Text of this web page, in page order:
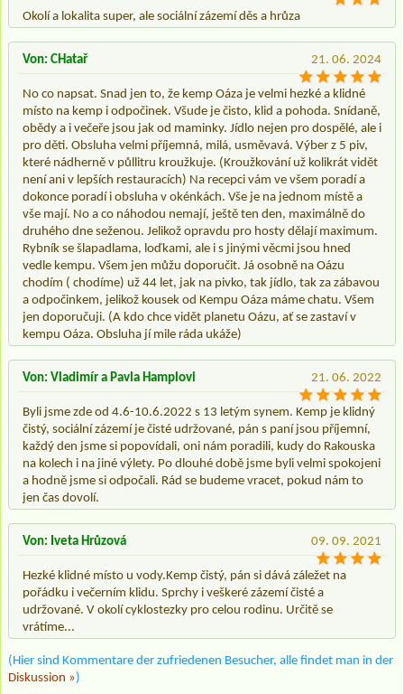
Okolí a lokalita super, ale sociální zázemí děs a hrůza
21. 06. 2024
Von: CHatař
No co napsat. Snad jen to, že kemp Oáza je velmi hezké a klidné
místo na kemp i odpočinek. Všude je čisto, klid a pohoda. Snídaně,
obědy a i večeře jsou jak od maminky. Jídlo nejen pro dospělé, ale i
pro děti. Obsluha velmi příjemná, milá, usměvavá. Výber z 5 piv,
které nádherně v půllitru kroužkuje. (Kroužkování už kolikrát vidět
není ani v lepších restauracích) Na recepci vám ve všem poradí a
dokonce poradí i obsluha v okénkách. Vše je na jednom místě a
vše mají. No a co náhodou nemají, ještě ten den, maximálně do
druhého dne seženou. Jelikož opravdu pro hosty dělají maximum.
Rybník se šlapadlama, loďkami, ale i s jinými věcmi jsou hned
vedle kempu. Všem jen můžu doporučit. Já osobně na Oázu
chodím ( chodíme) už 44 let, jak na pivko, tak jídlo, tak za zábavou
a odpočinkem, jelikož kousek od Kempu Oáza máme chatu. Všem
jen doporučuji. (A kdo chce vidět planetu Oázu, ať se zastaví v
kempu Oáza. Obsluha jí mile ráda ukáže)
21. 06. 2022
Von: Vladimír a Pavla Hamplovi
Byli jsme zde od 4.6-10.6.2022 s 13 letým synem. Kemp je klidný
čistý, sociální zázemí je čisté udržované, pán s paní jsou příjemní,
každý den jsme si popovídali, oni nám poradili, kudy do Rakouska
na kolech i na jiné výlety. Po dlouhé době jsme byli velmi spokojeni
a hodně jsme si odpočali. Rád se budeme vracet, pokud nám to
jen čas dovolí.
09. 09. 2021
Von: Iveta Hrůzová
Hezké klidné místo u vody.Kemp čistý, pán si dává záležet na
pořádku i večerním klidu. Sprchy i veškeré zázemí čisté a
udržované. V okolí cyklostezky pro celou rodinu. Určitě se
vrátíme...
(Hier sind Kommentare der zufriedenen Besucher, alle findet man in der
Diskussion »)